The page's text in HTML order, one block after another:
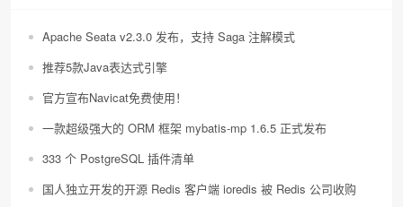
Apache Seata v2.3.0 发布，支持 Saga 注解模式
推荐5款Java表达式引擎
官方宣布Navicat免费使用！
一款超级强大的 ORM 框架 mybatis-mp 1.6.5 正式发布
333 个 PostgreSQL 插件清单
国人独立开发的开源 Redis 客户端 ioredis 被 Redis 公司收购